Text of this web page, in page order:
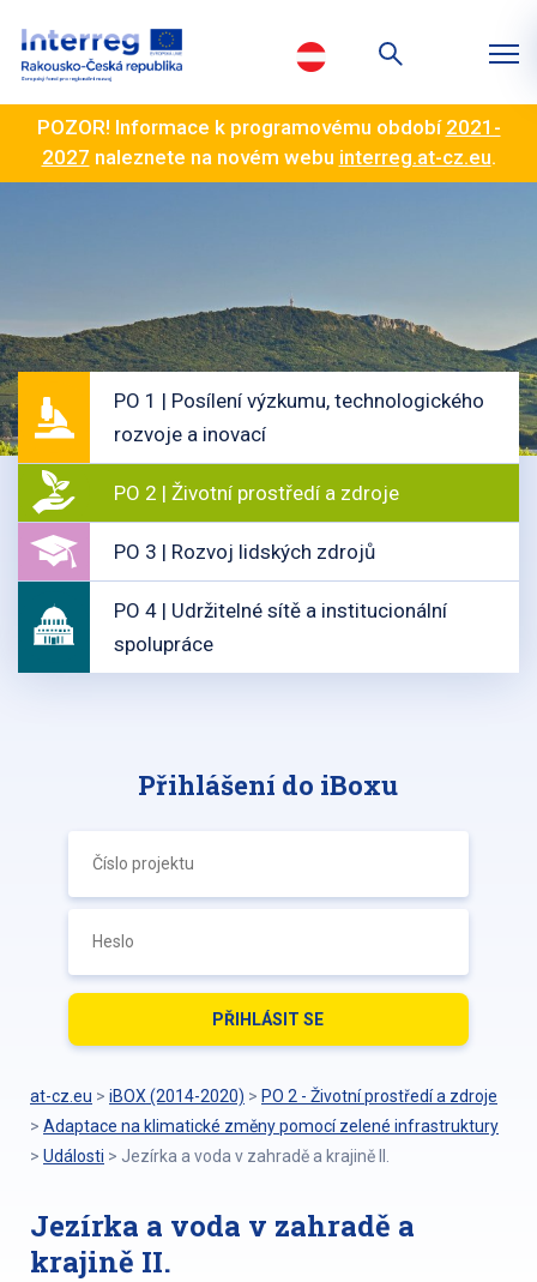
POZOR! Informace k programovému období 2021-
2027 naleznete na novém webu interreg.at-cz.eu.
PO 1 | Posílení výzkumu, technologického
rozvoje a inovací
PO 2 | Životní prostředí a zdroje
PO 3 | Rozvoj lidských zdrojů
PO 4 | Udržitelné sítě a institucionální
spolupráce
Přihlášení do iBoxu
at-cz.eu > iBOX (2014-2020) > PO 2 - Životní prostředí a zdroje
> Adaptace na klimatické změny pomocí zelené infrastruktury
> Události > Jezírka a voda v zahradě a krajině II.
Jezírka a voda v zahradě a
krajině II.